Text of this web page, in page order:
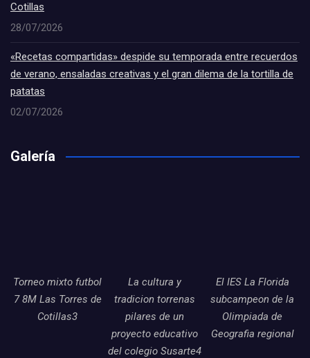
Cotillas
28/07/2026
«Recetas compartidas» despide su temporada entre recuerdos
de verano, ensaladas creativas y el gran dilema de la tortilla de
patatas
02/07/2026
Galería
Torneo mixto futbol
7 8M Las Torres de
Cotillas3
La cultura y
tradicion torrenas
pilares de un
proyecto educativo
del colegio Susarte4
El IES La Florida
subcampeon de la
Olimpiada de
Geografia regional